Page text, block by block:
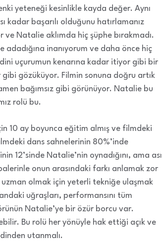
yeteneği kesinlikle kayda değer. Aynı
başarılı olduğunu hatırlamanız
Natalie aklımda hiç şüphe bırakmadı.
inanıyorum ve daha önce hiç
uçurumun kenarına kadar itiyor gibi bir
gözüküyor. Filmin sonuna doğru artık
bağımsız gibi görünüyor. Natalie bu
rolü bu.
10 ay boyunca eğitim almış ve filmdeki
dans sahnelerinin 80%’inde
12’sinde Natalie’nin oynadığını, ama asıl
onun arasındaki farkı anlamak zor
uzman olmak için yeterli tekniğe ulaşmak
uğraşları, performansını tüm
Natalie’ye bir özür borcu var.
Bu rolü her yönüyle hak ettiği açık ve
utanmalı.